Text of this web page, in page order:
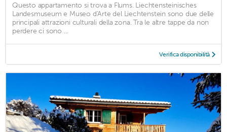
Questo appartamento si trova a Flums. Liechtensteinisches
Landesmuseum e Museo d'Arte del Liechtenstein sono due delle
principali attrazioni culturali della zona. Tra le altre tappe da non
perdere ci sono ...
Verifica disponibilità